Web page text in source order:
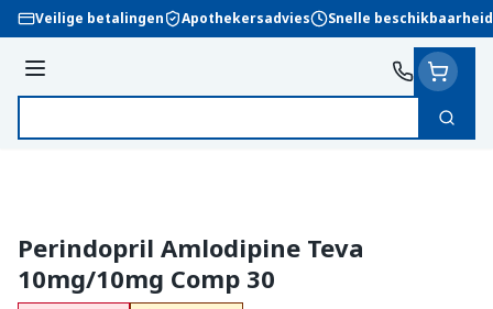
Ga naar de inhoud
Veilige betalingen Apothekersadvies Snelle beschikbaarheid
Menu
Zoek
Perindopril Amlodipine Teva
10mg/10mg Comp 30